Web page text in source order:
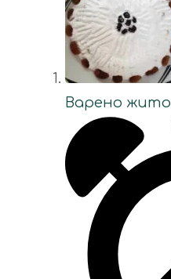
Варено жито